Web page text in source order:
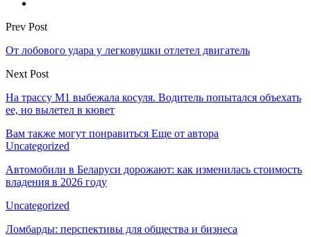
Prev Post
От лобового удара у легковушки отлетел двигатель
Next Post
На трассу М1 выбежала косуля. Водитель попытался объехать
ее, но вылетел в кювет
Вам также могут понравиться Еще от автора
Uncategorized
Автомобили в Беларуси дорожают: как изменилась стоимость
владения в 2026 году
Uncategorized
Ломбарды: перспективы для общества и бизнеса